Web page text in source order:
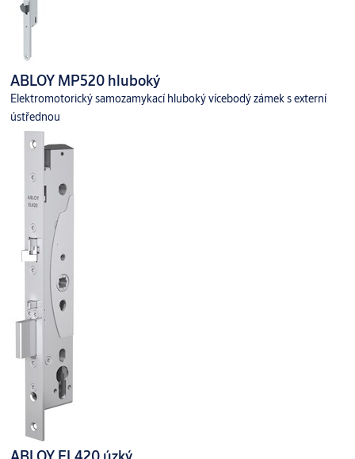
ABLOY MP520 hluboký
Elektromotorický samozamykací hluboký vícebodý zámek s externí
ústřednou